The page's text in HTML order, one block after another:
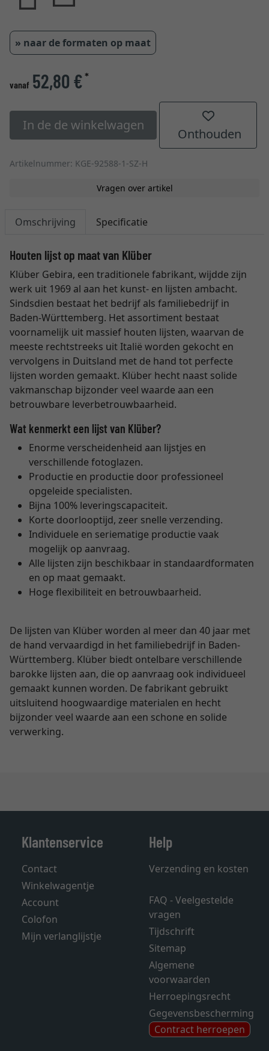
» naar de formaten op maat
vanaf 52,80 €*
In de de winkelwagen
Onthouden
Artikelnummer: KGE-92588-1-SZ-H
Vragen over artikel
Omschrijving Specificatie
Houten lijst op maat van Klüber
Klüber Gebira, een traditionele fabrikant, wijdde zijn
werk uit 1969 al aan het kunst- en lijsten ambacht.
Sindsdien bestaat het bedrijf als familiebedrijf in
Baden-Württemberg. Het assortiment bestaat
voornamelijk uit massief houten lijsten, waarvan de
meeste rechtstreeks uit Italië worden gekocht en
vervolgens in Duitsland met de hand tot perfecte
lijsten worden gemaakt. Klüber hecht naast solide
vakmanschap bijzonder veel waarde aan een
betrouwbare leverbetrouwbaarheid.
Wat kenmerkt een lijst van Klüber?
Enorme verscheidenheid aan lijstjes en
verschillende fotoglazen.
Productie en productie door professioneel
opgeleide specialisten.
Bijna 100% leveringscapaciteit.
Korte doorlooptijd, zeer snelle verzending.
Individuele en seriematige productie vaak
mogelijk op aanvraag.
Alle lijsten zijn beschikbaar in standaardformaten
en op maat gemaakt.
Hoge flexibiliteit en betrouwbaarheid.
De lijsten van Klüber worden al meer dan 40 jaar met
de hand vervaardigd in het familiebedrijf in Baden-
Württemberg. Klüber biedt ontelbare verschillende
barokke lijsten aan, die op aanvraag ook individueel
gemaakt kunnen worden. De fabrikant gebruikt
uitsluitend hoogwaardige materialen en hecht
bijzonder veel waarde aan een schone en solide
verwerking.
Klantenservice
Contact
Winkelwagentje
Account
Colofon
Mijn verlanglijstje
Help
Verzending en kosten
FAQ - Veelgestelde
vragen
Tijdschrift
Sitemap
Algemene
voorwaarden
Herroepingsrecht
Gegevensbescherming
Contract herroepen